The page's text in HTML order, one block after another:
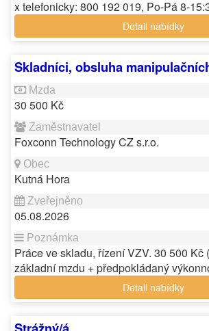
x telefonicky: 800 192 019, Po-Pá 8-
Detail nabídky
Skladníci, obsluha
30 500 Kč
Foxconn Technology CZ s.r.o.
Kutná Hora
05.08.2026
Práce ve skladu, řízení VZV. 30 500 Kč
základní mzdu + předpokládaný
Detail nabídky